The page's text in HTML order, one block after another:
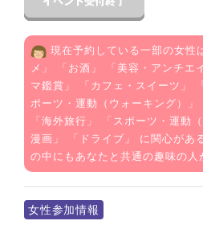
現在予約している一部の女性
メ 」 「 お酒 」 「 美容・アンチエ
マ鑑賞 」 「 カフェ・スイーツ 」 「
ポーツ・運動（ウォーキング）
」
「 海外旅行 」 「 スポーツ・運動（
漫画 」 「 ドライブ 」 に関心があ
の中にもあなたと共通の趣味の
女性参加情報